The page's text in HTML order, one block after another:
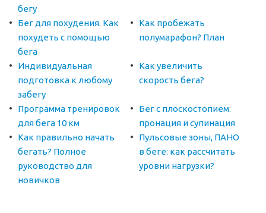
бегу
Бег для похудения. Как
похудеть с помощью
бега
Как пробежать
полумарафон? План
Индивидуальная
подготовка к любому
забегу
Как увеличить
скорость бега?
Программа тренировок
для бега 10 км
Бег с плоскостопием:
пронация и супинация
Как правильно начать
бегать? Полное
руководство для
новичков
Пульсовые зоны, ПАНО
в беге: как рассчитать
уровни нагрузки?